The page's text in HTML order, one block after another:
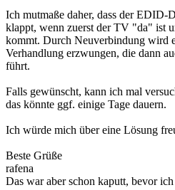
Ich mutmaße daher, dass der EDID-
klappt, wenn zuerst der TV "da" ist
kommt. Durch Neuverbindung wird
Verhandlung erzwungen, die dann
führt.
Falls gewünscht, kann ich mal
das könnte ggf. einige Tage dauern.
Ich würde mich über eine Lösung
Beste Grüße
rafena
Das war aber schon kaputt, bevor